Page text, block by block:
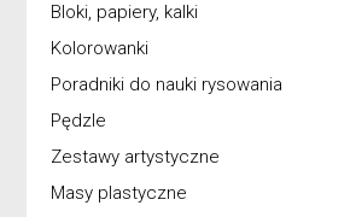
Bloki, papiery, kalki
Kolorowanki
Poradniki do nauki rysowania
Pędzle
Zestawy artystyczne
Masy plastyczne